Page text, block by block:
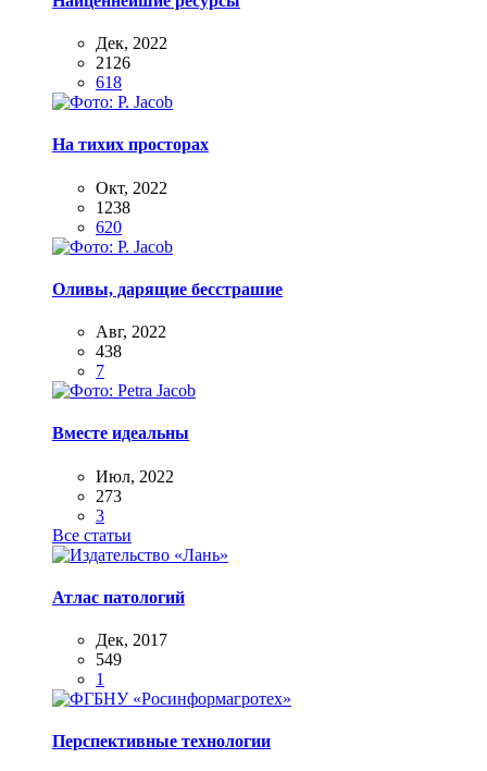
Дек, 2022
2126
618
На тихих просторах
Окт, 2022
1238
620
Оливы, дарящие бесстрашие
Авг, 2022
438
7
Вместе идеальны
Июл, 2022
273
3
Все статьи
Атлас патологий
Дек, 2017
549
1
Перспективные технологии